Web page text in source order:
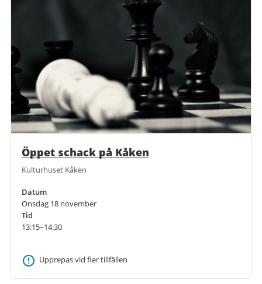
Öppet schack på Kåken
Kulturhuset Kåken
Datum
Onsdag 18 november
Tid
13:15–14:30
Upprepas vid fler tillfällen